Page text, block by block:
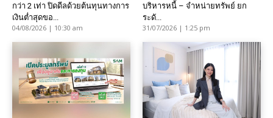
กว่า 2 เท่า ปิดดีลด้วยต้นทุนทางการ
เงินต่ำสุดขอ...
04/08/2026 | 10:30 am
บริหารหนี้ – จำหน่ายทรัพย์ ยก
ระดั...
31/07/2026 | 1:25 pm